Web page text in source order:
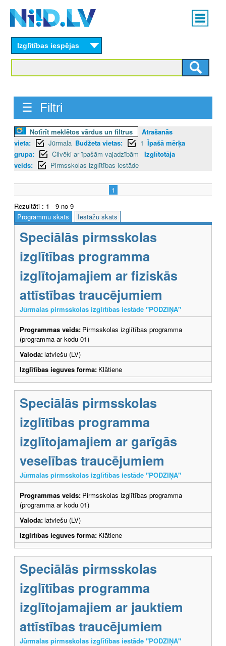
content
Main
menu
Izglītības iespējas
☰ Filtri
Notīrīt meklētos vārdus un filtrus
Atrašanās
vieta:
Jūrmala Budžeta vietas: 1 Īpašā mērķa
grupa:
Cilvēki ar īpašām vajadzībām
Izglītotāja
veids:
Pirmsskolas izglītības iestāde
1
Rezultāti : 1 - 9 no 9
Programmu skats
Iestāžu skats
Speciālās pirmsskolas
izglītības programma
izglītojamajiem ar fiziskās
attīstības traucējumiem
Jūrmalas pirmsskolas izglītības iestāde "PODZIŅA"
Programmas veids: Pirmsskolas izglītības programma
(programma ar kodu 01)
Valoda:latviešu (LV)
Izglītības ieguves forma: Klātiene
Speciālās pirmsskolas
izglītības programma
izglītojamajiem ar garīgās
veselības traucējumiem
Jūrmalas pirmsskolas izglītības iestāde "PODZIŅA"
Programmas veids: Pirmsskolas izglītības programma
(programma ar kodu 01)
Valoda:latviešu (LV)
Izglītības ieguves forma: Klātiene
Speciālās pirmsskolas
izglītības programma
izglītojamajiem ar jauktiem
attīstības traucējumiem
Jūrmalas pirmsskolas izglītības iestāde "PODZIŅA"